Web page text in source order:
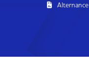
Alternance